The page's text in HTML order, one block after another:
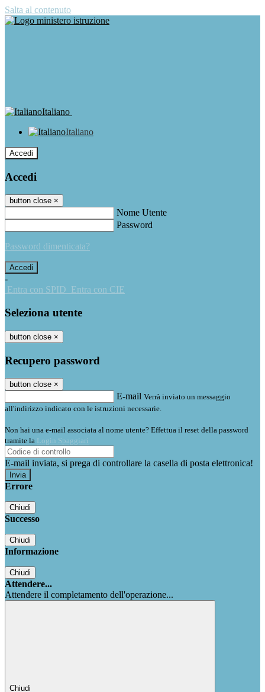
Salta al contenuto
Italiano
Italiano
Accedi
Accedi
button close ×
Nome Utente
Password
Password dimenticata?
-
Entra con SPID Entra con CIE
Seleziona utente
button close ×
Recupero password
button close ×
E-mail Verrà inviato un messaggio
all'indirizzo indicato con le istruzioni necessarie.
Non hai una e-mail associata al nome utente? Effettua il reset della password
tramite la Login Spaggiari
E-mail inviata, si prega di controllare la casella di posta elettronica!
Errore
Chiudi
Successo
Chiudi
Informazione
Chiudi
Attendere...
Attendere il completamento dell'operazione...
Chiudi